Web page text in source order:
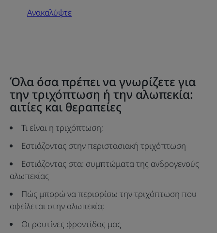
στη
Ανακαλύψτε
Όλα όσα πρέπει να γνωρίζετε για
την τριχόπτωση ή την αλωπεκία:
αιτίες και θεραπείες
Τι είναι η τριχόπτωση;
Εστιάζοντας στην περιστασιακή τριχόπτωση
Εστιάζοντας στα: συμπτώματα της ανδρογενούς
αλωπεκίας
Πώς μπορώ να περιορίσω την τριχόπτωση που
οφείλεται στην αλωπεκία;
Οι ρουτίνες φροντίδας μας